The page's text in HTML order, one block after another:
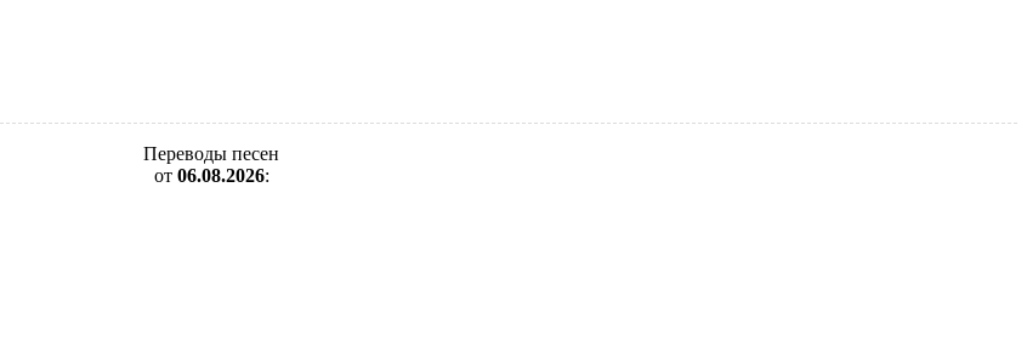
Переводы песен
от 06.08.2026: